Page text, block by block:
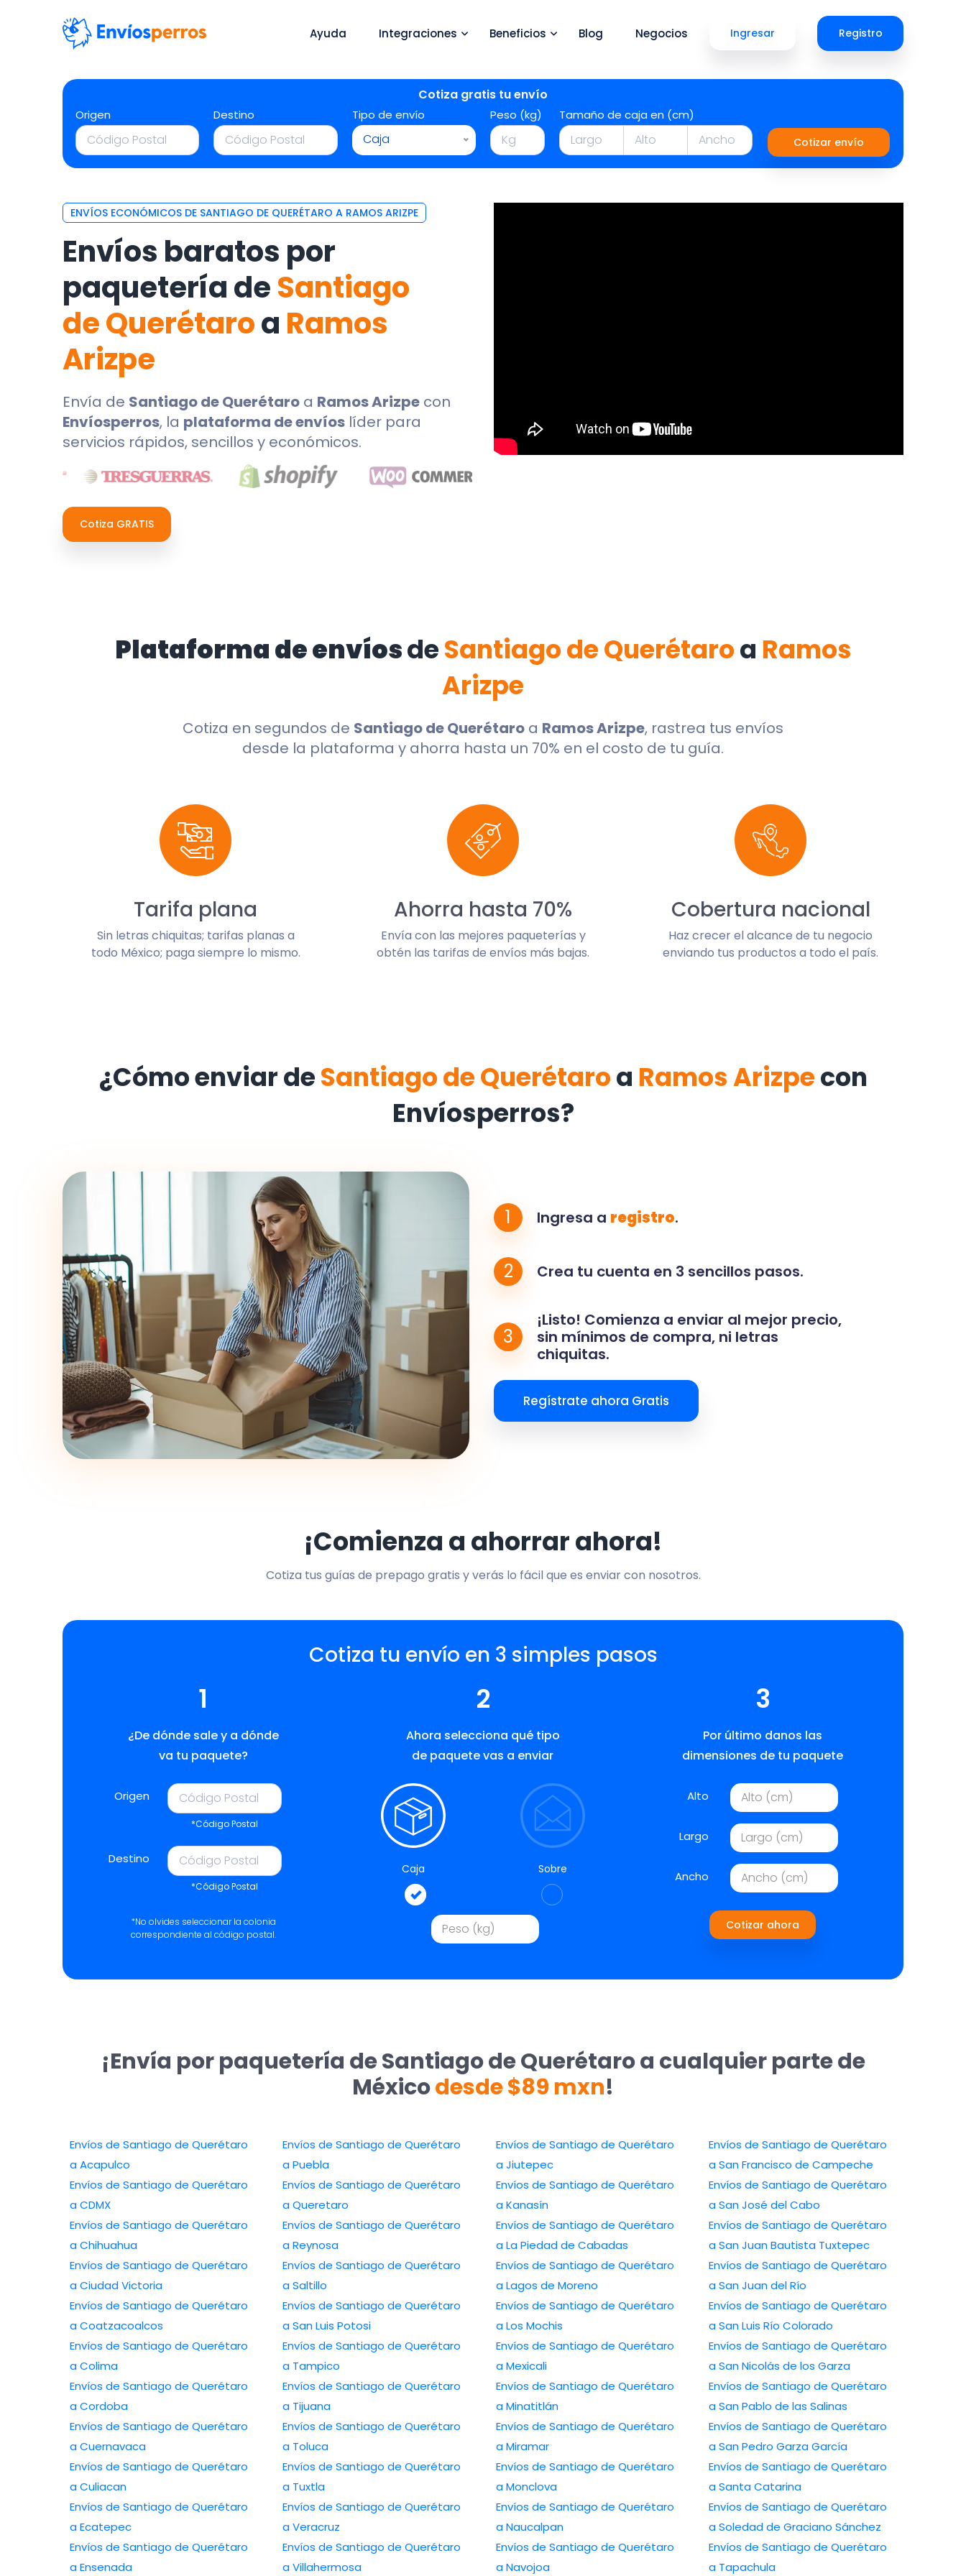
Ayuda Integraciones Beneficios Blog Negocios Ingresar Registro
Cotiza gratis tu envío
Origen Destino Tipo de envío
Caja
Peso (kg) Tamaño de caja en (cm)
Cotizar envío
ENVÍOS ECONÓMICOS DE SANTIAGO DE QUERÉTARO A RAMOS ARIZPE
Envíos baratos por
paquetería deSantiago
de Querétaroa Ramos
Arizpe
Envía de Santiago de Querétaro a Ramos Arizpe con
Envíosperros, la plataforma de envíos líder para
servicios rápidos, sencillos y económicos.
Cotiza GRATIS
Plataforma de envíosdeSantiago de Querétaroa Ramos
Arizpe
Cotiza en segundos de Santiago de Querétaro a Ramos Arizpe, rastrea tus envíos
desde la plataforma y ahorra hasta un 70% en el costo de tu guía.
Tarifa plana
Sin letras chiquitas; tarifas planas a
todo México; paga siempre lo mismo.
Ahorra hasta 70%
Envía con las mejores paqueterías y
obtén las tarifas de envíos más bajas.
Cobertura nacional
Haz crecer el alcance de tu negocio
enviando tus productos a todo el país.
¿Cómo enviar deSantiago de Querétaroa Ramos Arizpecon
Envíosperros?
1 Ingresa a registro.
2 Crea tu cuenta en 3 sencillos pasos.
3
¡Listo! Comienza a enviar al mejor precio,
sin mínimos de compra, ni letras
chiquitas.
Regístrate ahora Gratis
¡Comienza a ahorrar ahora!
Cotiza tus guías de prepago gratis y verás lo fácil que es enviar con nosotros.
Cotiza tu envío en 3 simples pasos
1
¿De dónde sale y a dónde
va tu paquete?
Origen
*Código Postal
Destino
*Código Postal
*No olvides seleccionar la colonia
correspondiente al código postal.
2
Ahora selecciona qué tipo
de paquete vas a enviar
Caja Sobre
3
Por último danos las
dimensiones de tu paquete
Alto
Largo
Ancho
Cotizar ahora
¡Envía por paquetería de Santiago de Querétaro a cualquier parte de
Méxicodesde $89 mxn!
Envíos de Santiago de Querétaro
a Acapulco
Envíos de Santiago de Querétaro
a CDMX
Envíos de Santiago de Querétaro
a Chihuahua
Envíos de Santiago de Querétaro
a Ciudad Victoria
Envíos de Santiago de Querétaro
a Coatzacoalcos
Envíos de Santiago de Querétaro
a Colima
Envíos de Santiago de Querétaro
a Cordoba
Envíos de Santiago de Querétaro
a Cuernavaca
Envíos de Santiago de Querétaro
a Culiacan
Envíos de Santiago de Querétaro
a Ecatepec
Envíos de Santiago de Querétaro
a Ensenada
Envíos de Santiago de Querétaro
a Puebla
Envíos de Santiago de Querétaro
a Queretaro
Envíos de Santiago de Querétaro
a Reynosa
Envíos de Santiago de Querétaro
a Saltillo
Envíos de Santiago de Querétaro
a San Luis Potosi
Envíos de Santiago de Querétaro
a Tampico
Envíos de Santiago de Querétaro
a Tijuana
Envíos de Santiago de Querétaro
a Toluca
Envíos de Santiago de Querétaro
a Tuxtla
Envíos de Santiago de Querétaro
a Veracruz
Envíos de Santiago de Querétaro
a Villahermosa
Envíos de Santiago de Querétaro
a Jiutepec
Envíos de Santiago de Querétaro
a Kanasín
Envíos de Santiago de Querétaro
a La Piedad de Cabadas
Envíos de Santiago de Querétaro
a Lagos de Moreno
Envíos de Santiago de Querétaro
a Los Mochis
Envíos de Santiago de Querétaro
a Mexicali
Envíos de Santiago de Querétaro
a Minatitlán
Envíos de Santiago de Querétaro
a Miramar
Envíos de Santiago de Querétaro
a Monclova
Envíos de Santiago de Querétaro
a Naucalpan
Envíos de Santiago de Querétaro
a Navojoa
Envíos de Santiago de Querétaro
a San Francisco de Campeche
Envíos de Santiago de Querétaro
a San José del Cabo
Envíos de Santiago de Querétaro
a San Juan Bautista Tuxtepec
Envíos de Santiago de Querétaro
a San Juan del Río
Envíos de Santiago de Querétaro
a San Luis Río Colorado
Envíos de Santiago de Querétaro
a San Nicolás de los Garza
Envíos de Santiago de Querétaro
a San Pablo de las Salinas
Envíos de Santiago de Querétaro
a San Pedro Garza García
Envíos de Santiago de Querétaro
a Santa Catarina
Envíos de Santiago de Querétaro
a Soledad de Graciano Sánchez
Envíos de Santiago de Querétaro
a Tapachula